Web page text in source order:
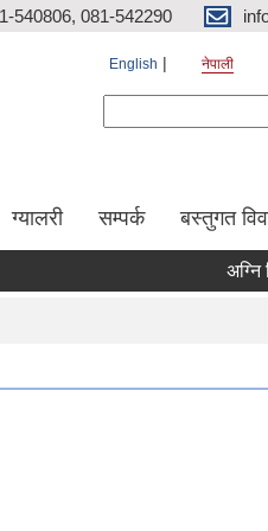
540806, 081-542290
English नेपाली
ग्यालरी सम्पर्क बस्तुगत